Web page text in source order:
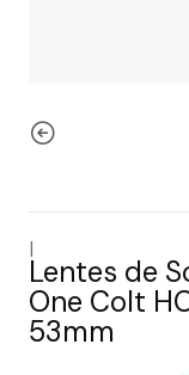
|
Lentes de
One Colt
53mm